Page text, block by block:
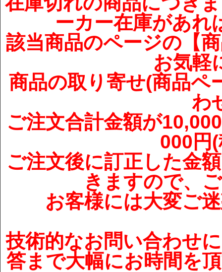
ーカー在庫があれ
該当商品のページの【
お気軽
商品の取り寄せ(商品ペ
わ
ご注文合計金額が
000円
ご注文後に訂正した金
きますので、
お客様には大変ご
技術的なお問い合わせ
答まで大幅にお時間を